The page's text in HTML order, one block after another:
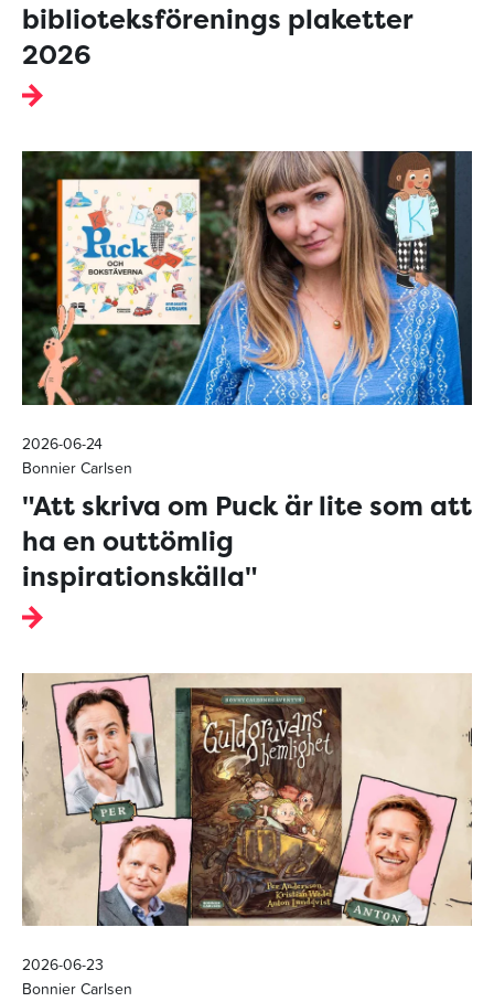
biblioteksförenings plaketter
2026
2026-06-24
Bonnier Carlsen
"Att skriva om Puck är lite som att
ha en outtömlig
inspirationskälla"
2026-06-23
Bonnier Carlsen